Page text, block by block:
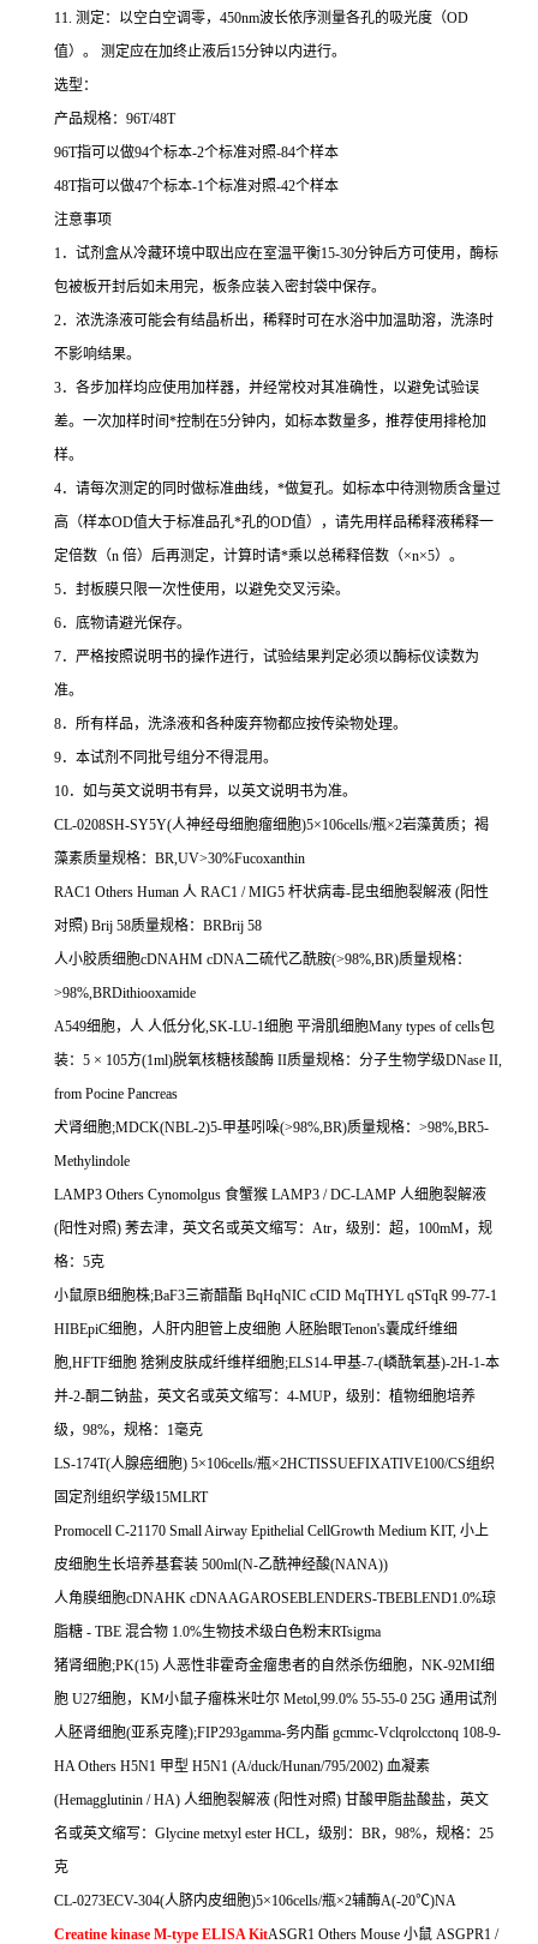
11. 测定：以空白空调零， 450nm波长依序测量各孔的吸光度（OD
值）。
测定应在加终止液后15分钟以内进行。
选型：
产品规格： 96T/48T
96T指可以做94个标本-2个标准对照-84个样本
48T指可以做47个标本-1个标准对照-42个样本
注意事项
1．试剂盒从冷藏环境中取出应在室温平衡15-30分钟后方可使用，酶标
包被板开封后如未用完，板条应装入密封袋中保存。
2．浓洗涤液可能会有结晶析出，稀释时可在水浴中加温助溶，洗涤时
不影响结果。
3．各步加样均应使用加样器，并经常校对其准确性，以避免试验误
差。一次加样时间 *控制在5分钟内，如标本数量多，推荐使用排枪加
样。
4．请每次测定的同时做标准曲线， *做复孔。如标本中待测物质含量过
高（样本OD值大于标准品孔*孔的OD值），请先用样品稀释液稀释一
定倍数（n 倍）后再测定，计算时请*乘以总稀释倍数（×n×5）。
5．封板膜只限一次性使用，以避免交叉污染。
6．底物请避光保存。
7．严格按照说明书的操作进行，试验结果判定必须以酶标仪读数为
准。
8．所有样品，洗涤液和各种废弃物都应按传染物处理。
9．本试剂不同批号组分不得混用。
10．如与英文说明书有异，以英文说明书为准。
CL-0208SH-SY5Y(人神经母细胞瘤细胞)5×106cells/瓶×2岩藻黄质；褐
藻素质量规格： BR,UV>30%Fucoxanthin
RAC1 Others Human 人 RAC1 / MIG5 杆状病毒-昆虫细胞裂解液 (阳性
对照) Brij 58质量规格： BRBrij 58
人小胶质细胞cDNAHM cDNA二硫代乙酰胺(>98%,BR)质量规格：
>98%,BRDithiooxamide
A549细胞，人 人低分化,SK-LU-1细胞 平滑肌细胞Many types of cells包
装： 5 × 105方(1ml)脱氧核糖核酸酶 II质量规格：分子生物学级DNase II,
from Pocine Pancreas
犬肾细胞;MDCK(NBL-2)5-甲基吲哚(>98%,BR)质量规格： >98%,BR5-
Methylindole
LAMP3 Others Cynomolgus 食蟹猴 LAMP3 / DC-LAMP 人细胞裂解液
(阳性对照) 莠去津，英文名或英文缩写： Atr，级别：超， 100mM，规
格： 5克
小鼠原B细胞株;BaF3三嵛醋酯 BqHqNIC cCID MqTHYL qSTqR 99-77-1
HIBEpiC细胞，人肝内胆管上皮细胞 人胚胎眼Tenon's囊成纤维细
胞,HFTF细胞 猞猁皮肤成纤维样细胞;ELS14-甲基-7-(嶙酰氧基)-2H-1-本
并-2-酮二钠盐，英文名或英文缩写： 4-MUP，级别：植物细胞培养
级， 98%，规格： 1毫克
LS-174T(人腺癌细胞) 5×106cells/瓶×2HCTISSUEFIXATIVE100/CS组织
固定剂组织学级15MLRT
Promocell C-21170 Small Airway Epithelial CellGrowth Medium KIT, 小上
皮细胞生长培养基套装 500ml(N-乙酰神经酸(NANA))
人角膜细胞cDNAHK cDNAAGAROSEBLENDERS-TBEBLEND1.0%琼
脂糖 - TBE 混合物 1.0%生物技术级白色粉末RTsigma
猪肾细胞;PK(15) 人恶性非霍奇金瘤患者的自然杀伤细胞， NK-92MI细
胞 U27细胞， KM小鼠子瘤株米吐尔 Metol,99.0% 55-55-0 25G 通用试剂
人胚肾细胞(亚系克隆);FIP293gamma-务内酯 gcmmc-Vclqrolcctonq 108-9-
HA Others H5N1 甲型 H5N1 (A/duck/Hunan/795/2002) 血凝素
(Hemagglutinin / HA) 人细胞裂解液 (阳性对照) 甘酸甲脂盐酸盐，英文
名或英文缩写： Glycine metxyl ester HCL，级别： BR， 98%，规格： 25
克
CL-0273ECV-304(人脐内皮细胞)5×106cells/瓶×2辅酶A(-20℃)NA
Creatine kinase M-type ELISA KitASGR1 Others Mouse 小鼠 ASGPR1 /